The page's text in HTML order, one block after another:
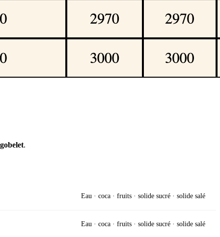
.
Eau · coca · fruits · solide sucré · solide salé
Eau · coca · fruits · solide sucré · solide salé